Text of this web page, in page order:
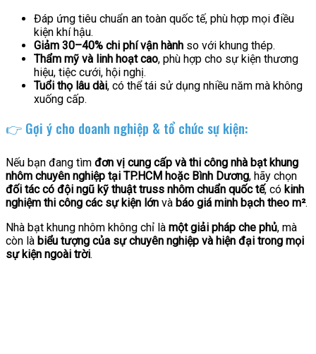
Đáp ứng tiêu chuẩn an toàn quốc tế, phù hợp mọi điều
kiện khí hậu.
Giảm 30–40% chi phí vận hành so với khung thép.
Thẩm mỹ và linh hoạt cao, phù hợp cho sự kiện thương
hiệu, tiệc cưới, hội nghị.
Tuổi thọ lâu dài, có thể tái sử dụng nhiều năm mà không
xuống cấp.
👉 Gợi ý cho doanh nghiệp & tổ chức sự kiện:
Nếu bạn đang tìm đơn vị cung cấp và thi công nhà bạt khung
nhôm chuyên nghiệp tại TP.HCM hoặc Bình Dương, hãy chọn
đối tác có đội ngũ kỹ thuật truss nhôm chuẩn quốc tế, có kinh
nghiệm thi công các sự kiện lớn và báo giá minh bạch theo m².
Nhà bạt khung nhôm không chỉ là một giải pháp che phủ, mà
còn là biểu tượng của sự chuyên nghiệp và hiện đại trong mọi
sự kiện ngoài trời.